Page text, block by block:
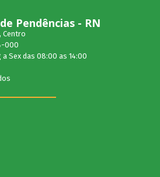
Pendências - RN
Centro
000
Sex das 08:00 as 14:00